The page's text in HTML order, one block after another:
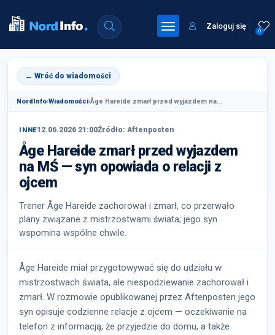
0
Zaloguj się
← Wróć do wiadomości
NordInfo›Wiadomości›Åge Hareide zmarł przed wyjazdem na...
INNE12.06.2026 21:00Źródło: Aftenposten
Åge Hareide zmarł przed wyjazdem
na MŚ — syn opowiada o relacji z
ojcem
Trener Åge Hareide zachorował i zmarł, co przerwało
plany związane z mistrzostwami świata; jego syn
wspomina wspólne chwile.
Åge Hareide miał przygotowywać się do udziału w
mistrzostwach świata, ale niespodziewanie zachorował i
zmarł. W rozmowie opublikowanej przez Aftenposten jego
syn opisuje codzienne relacje z ojcem — oczekiwanie na
telefon z informacją, że przyjedzie do domu, a także